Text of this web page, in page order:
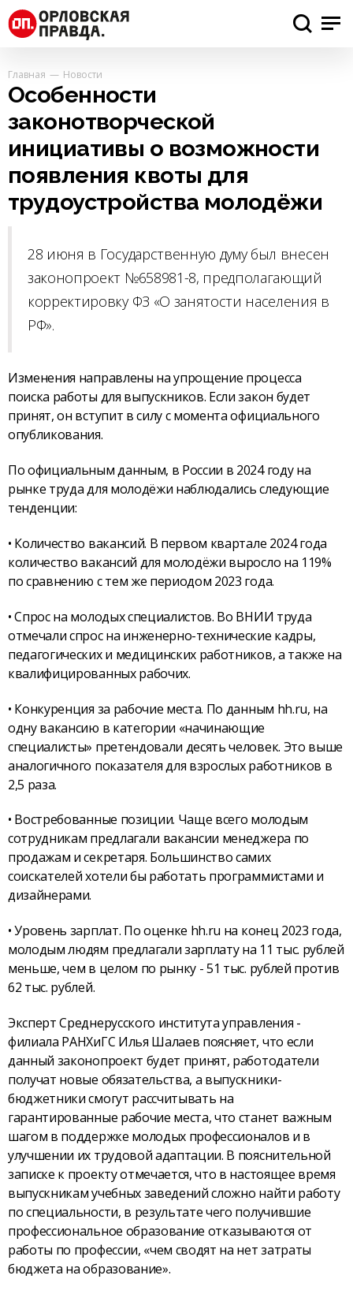
Главная Новости
Особенности
законотворческой
инициативы о возможности
появления квоты для
трудоустройства молодёжи
28 июня в Государственную думу был внесен
законопроект №658981-8, предполагающий
корректировку ФЗ «О занятости населения в
РФ».
Изменения направлены на упрощение процесса
поиска работы для выпускников. Если закон будет
принят, он вступит в силу с момента официального
опубликования.
По официальным данным, в России в 2024 году на
рынке труда для молодёжи наблюдались следующие
тенденции:
• Количество вакансий. В первом квартале 2024 года
количество вакансий для молодёжи выросло на 119%
по сравнению с тем же периодом 2023 года.
• Спрос на молодых специалистов. Во ВНИИ труда
отмечали спрос на инженерно-технические кадры,
педагогических и медицинских работников, а также на
квалифицированных рабочих.
• Конкуренция за рабочие места. По данным hh.ru, на
одну вакансию в категории «начинающие
специалисты» претендовали десять человек. Это выше
аналогичного показателя для взрослых работников в
2,5 раза.
• Востребованные позиции. Чаще всего молодым
сотрудникам предлагали вакансии менеджера по
продажам и секретаря. Большинство самих
соискателей хотели бы работать программистами и
дизайнерами.
• Уровень зарплат. По оценке hh.ru на конец 2023 года,
молодым людям предлагали зарплату на 11 тыс. рублей
меньше, чем в целом по рынку - 51 тыс. рублей против
62 тыс. рублей.
Эксперт Среднерусского института управления -
филиала РАНХиГС Илья Шалаев поясняет, что если
данный законопроект будет принят, работодатели
получат новые обязательства, а выпускники-
бюджетники смогут рассчитывать на
гарантированные рабочие места, что станет важным
шагом в поддержке молодых профессионалов и в
улучшении их трудовой адаптации. В пояснительной
записке к проекту отмечается, что в настоящее время
выпускникам учебных заведений сложно найти работу
по специальности, в результате чего получившие
профессиональное образование отказываются от
работы по профессии, «чем сводят на нет затраты
бюджета на образование».